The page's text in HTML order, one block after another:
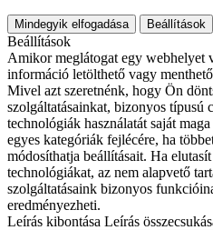
Mindegyik elfogadása Beállítások
Beállítások
Amikor meglátogat egy webhelyet
információ letölthető vagy
Mivel azt szeretnénk, hogy Ön
szolgáltatásainkat, bizonyos típusú
technológiák használatát saját
egyes kategóriák fejlécére, ha
módosíthatja beállításait. Ha
technológiákat, az nem alapvető
szolgáltatásaink bizonyos
eredményezheti.
Leírás kibontása Leírás